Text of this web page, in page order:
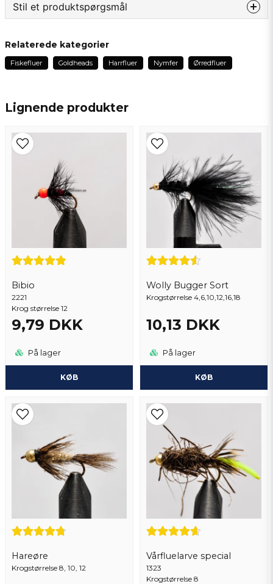
Lignende produkter
Bibio
2221
Krog størrelse 12
9,79 DKK
På lager
KØB
Wolly Bugger Sort
Krogstørrelse 4,6,10,12,16,18
10,13 DKK
På lager
KØB
Hareøre
Krogstørrelse 8, 10, 12
Vårfluelarve special
1323
Krogstørrelse 8
Stil et produktspørgsmål
Spørg os om noget om dette produkt...
Navn
email
Email adresse
Ja, du kan offentliggøre mit spørgsmål
Send spørgsmål
Relaterede kategorier
Fiskefluer Goldheads Harrfluer Nymfer Ørredfluer